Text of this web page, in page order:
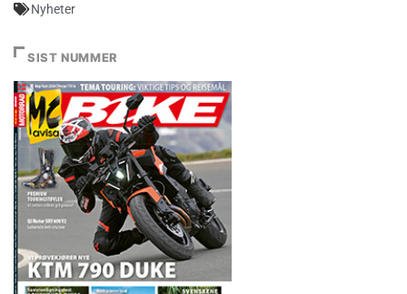
Nyheter
SIST NUMMER